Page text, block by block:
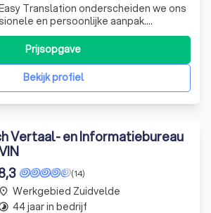
Translation onderscheiden we ons
en persoonlijke aanpak.
van Groningen en Friesland,
met een team van ervaren vertalers en
inzetten voor het leveren van
Wij geloven dat ee
Bekijk profiel
Prijsopgave
Vertaal- en Informatiebureau
(14)
place Werkgebied Zuidvelde
44 jaar in bedrijf